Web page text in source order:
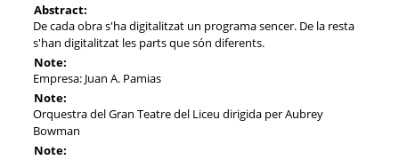
Abstract:
De cada obra s'ha digitalitzat un programa sencer. De la resta
s'han digitalitzat les parts que són diferents.
Note:
Empresa: Juan A. Pamias
Note:
Orquestra del Gran Teatre del Liceu dirigida per Aubrey
Bowman
Note: